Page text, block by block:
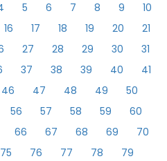
5 6 7 8 9
10
16 17 18 19 20
21
27 28 29 30
31
37 38 39 40
41
46 47 48 49
50
56 57 58 59
60
66 67 68 69
70
75 76 77 78
79